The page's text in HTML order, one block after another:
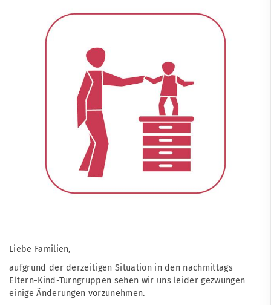
Liebe Familien,
aufgrund der derzeitigen Situation in den nachmittags
Eltern-Kind-Turngruppen sehen wir uns leider gezwungen
einige Änderungen vorzunehmen.